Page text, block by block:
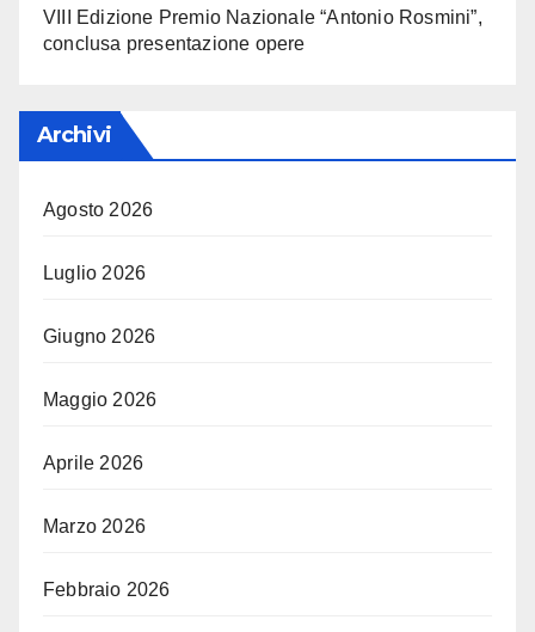
VIII Edizione Premio Nazionale “Antonio Rosmini”,
conclusa presentazione opere
Archivi
Agosto 2026
Luglio 2026
Giugno 2026
Maggio 2026
Aprile 2026
Marzo 2026
Febbraio 2026